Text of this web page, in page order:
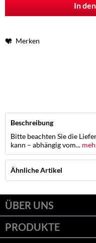
In
Merken
Beschreibung
Bitte beachten Sie die
kann – abhängig vom...
Ähnliche Artikel
ÜBER UNS
PRODUKTE